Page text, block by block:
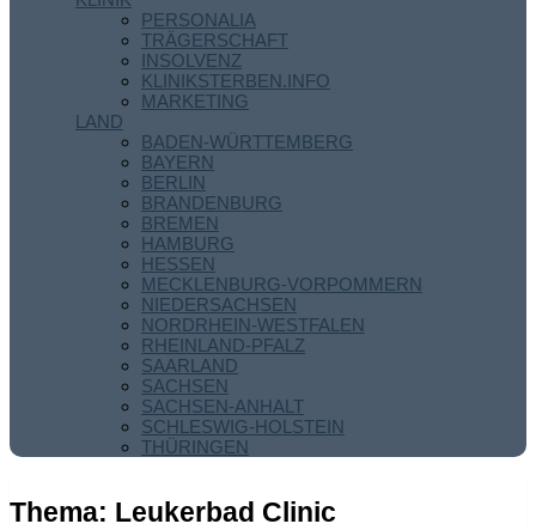
PERSONALIA
TRÄGERSCHAFT
INSOLVENZ
KLINIKSTERBEN.INFO
MARKETING
LAND
BADEN-WÜRTTEMBERG
BAYERN
BERLIN
BRANDENBURG
BREMEN
HAMBURG
HESSEN
MECKLENBURG-VORPOMMERN
NIEDERSACHSEN
NORDRHEIN-WESTFALEN
RHEINLAND-PFALZ
SAARLAND
SACHSEN
SACHSEN-ANHALT
SCHLESWIG-HOLSTEIN
THÜRINGEN
Thema: Leukerbad Clinic